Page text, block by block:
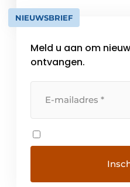
machineleveranciers.
jarenlange ervaring
NIEUWSBRIEF
Meld u aan om
ontvangen.